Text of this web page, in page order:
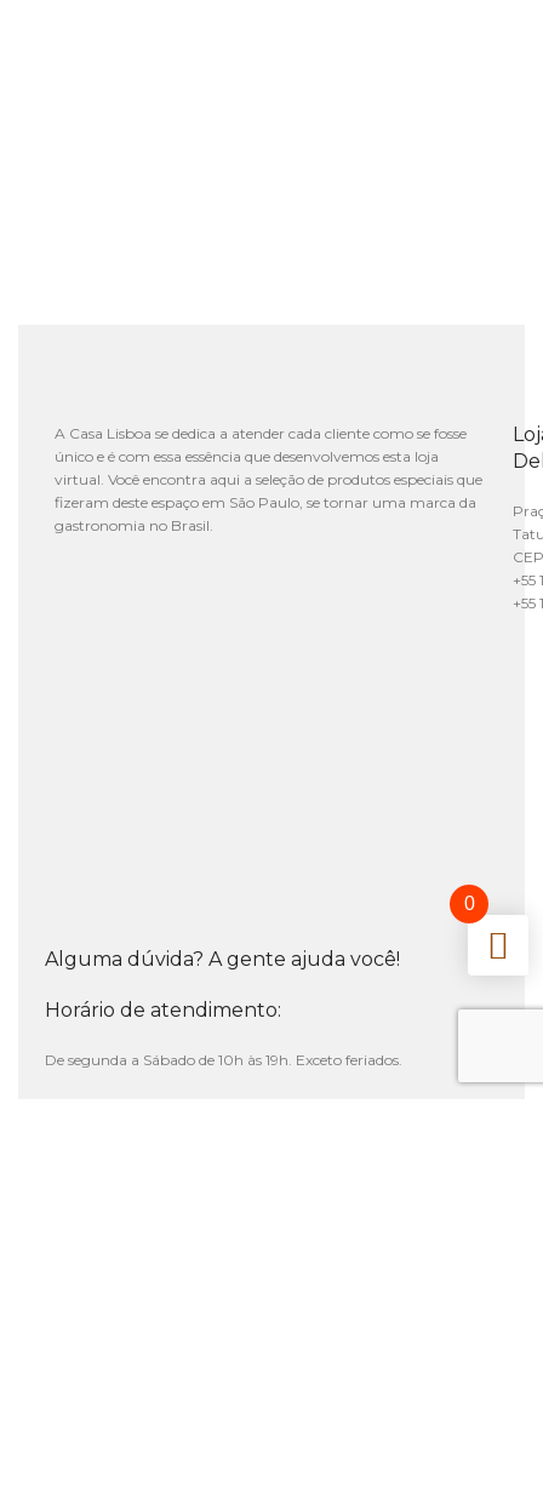
A Casa Lisboa se dedica a atender cada cliente como se fosse
único e é com essa essência que desenvolvemos esta loja
virtual. Você encontra aqui a seleção de produtos especiais que
fizeram deste espaço em São Paulo, se tornar uma marca da
gastronomia no Brasil.
+55
+55
Alguma dúvida? A gente ajuda você!
Horário de atendimento:
De segunda a Sábado de 10h às 19h. Exceto feriados.
0